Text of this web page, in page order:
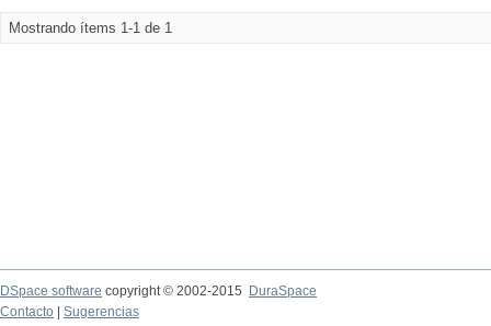
Mostrando ítems 1-1 de 1
DSpace software copyright © 2002-2015
DuraSpace
Contacto
Sugerencias